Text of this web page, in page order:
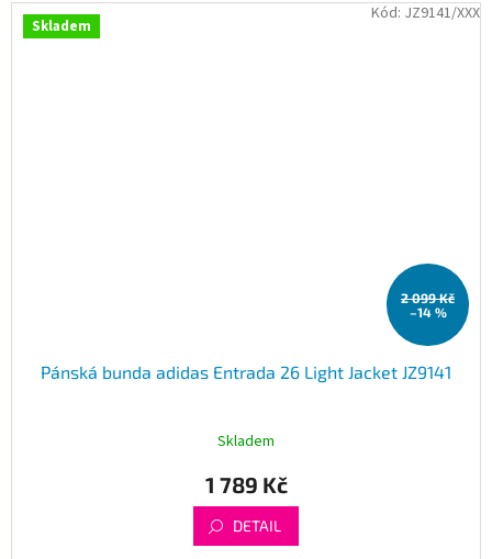
Skladem
2 099 Kč
–14 %
Pánská bunda adidas Entrada 26 Light Jacket JZ9141
Skladem
1 789 Kč
DETAIL
Kód: JZ9141/XXX